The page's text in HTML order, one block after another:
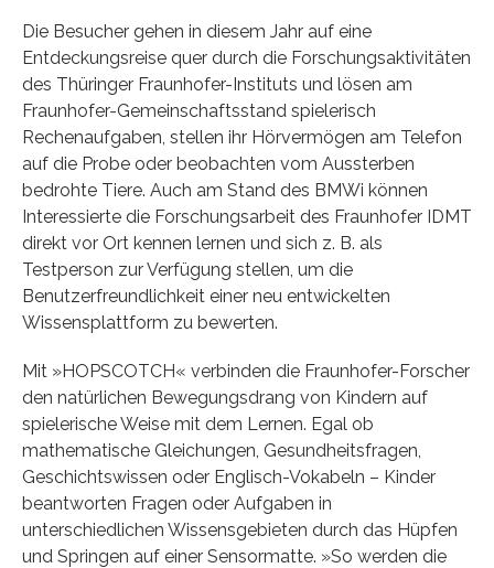
Die Besucher gehen in diesem Jahr auf eine
Entdeckungsreise quer durch die Forschungsaktivitäten
des Thüringer Fraunhofer-Instituts und lösen am
Fraunhofer-Gemeinschaftsstand spielerisch
Rechenaufgaben, stellen ihr Hörvermögen am Telefon
auf die Probe oder beobachten vom Aussterben
bedrohte Tiere. Auch am Stand des BMWi können
Interessierte die Forschungsarbeit des Fraunhofer IDMT
direkt vor Ort kennen lernen und sich z. B. als
Testperson zur Verfügung stellen, um die
Benutzerfreundlichkeit einer neu entwickelten
Wissensplattform zu bewerten.
Mit »HOPSCOTCH« verbinden die Fraunhofer-Forscher
den natürlichen Bewegungsdrang von Kindern auf
spielerische Weise mit dem Lernen. Egal ob
mathematische Gleichungen, Gesundheitsfragen,
Geschichtswissen oder Englisch-Vokabeln – Kinder
beantworten Fragen oder Aufgaben in
unterschiedlichen Wissensgebieten durch das Hüpfen
und Springen auf einer Sensormatte. »So werden die